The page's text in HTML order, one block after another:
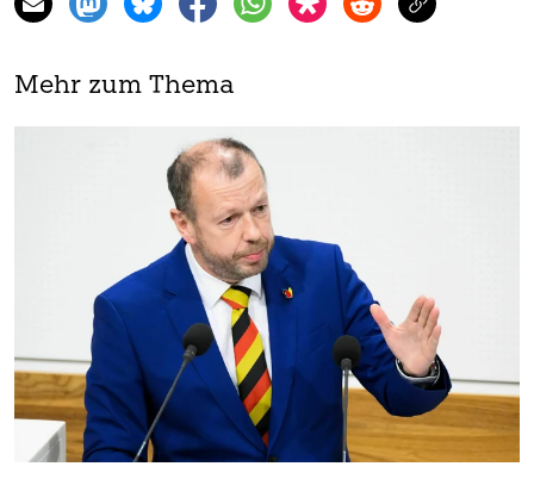
Mehr zum Thema